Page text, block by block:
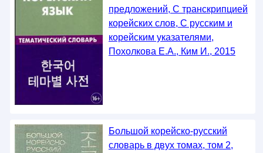
предложений, С транскрипцией
корейских слов, С русским и
корейским указателями,
Похолкова Е.А., Ким И., 2015
Большой корейско-русский
словарь в двух томах, том 2,